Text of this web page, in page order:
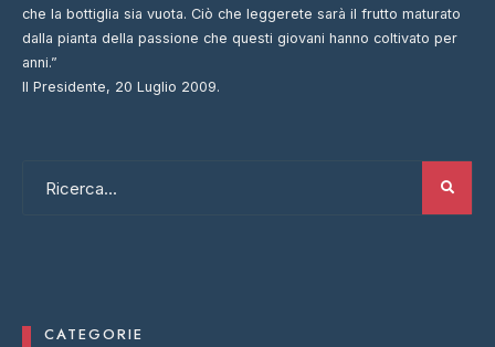
che la bottiglia sia vuota. Ciò che leggerete sarà il frutto maturato
dalla pianta della passione che questi giovani hanno coltivato per
anni.”
Il Presidente, 20 Luglio 2009.
CATEGORIE